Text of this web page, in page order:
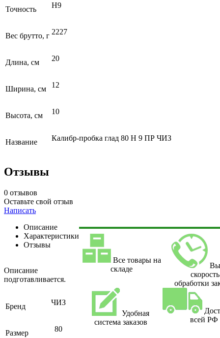
Точность H9
Вес брутто, г 2227
Длина, см 20
Ширина, см 12
Высота, см 10
Название Калибр-пробка глад 80 Н 9 ПР ЧИЗ
Отзывы
0 отзывов
Оставьте свой отзыв
Написать
Описание
Характеристики
Отзывы
Описание
подготавливается.
Бренд ЧИЗ
Размер 80
Все товары на
складе
скорость
обработки
Удобная
система заказов
всей РФ